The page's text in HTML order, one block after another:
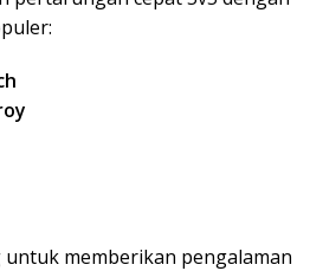
untuk memberikan pengalaman